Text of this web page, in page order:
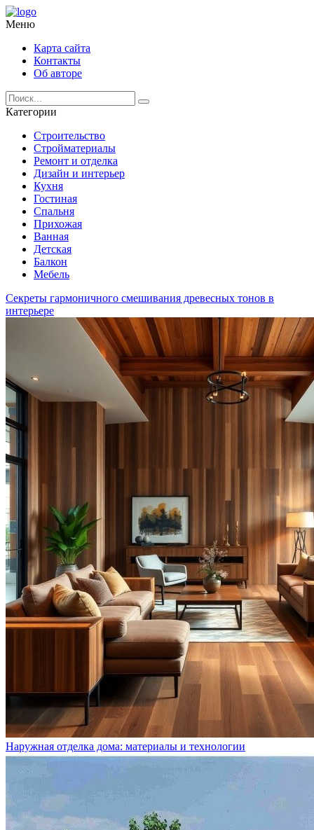
Меню
Карта сайта
Контакты
Об авторе
Категории
Строительство
Стройматериалы
Ремонт и отделка
Дизайн и интерьер
Кухня
Гостиная
Спальня
Прихожая
Ванная
Детская
Балкон
Мебель
Секреты гармоничного смешивания древесных тонов в
интерьере
Наружная отделка дома: материалы и технологии